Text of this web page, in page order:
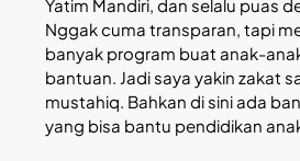
Yatim Mandiri, dan selalu puas
Nggak cuma transparan, tapi
banyak program buat anak-
bantuan. Jadi saya yakin zakat
mustahiq. Bahkan di sini ada
yang bisa bantu pendidikan